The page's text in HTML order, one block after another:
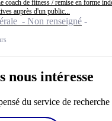
coach de fitness / remise en forme
auprès d'un public...
- Non renseigné
nous intéresse
du service de